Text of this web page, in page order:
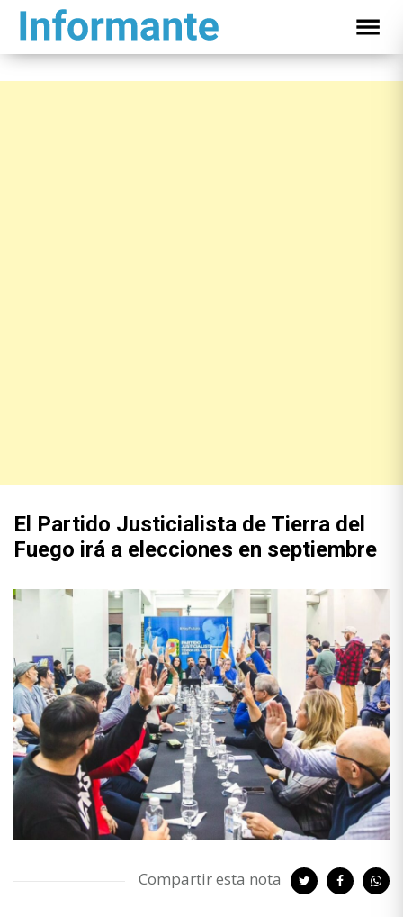
El Partido Justicialista de Tierra del
Fuego irá a elecciones en septiembre
Compartir esta nota